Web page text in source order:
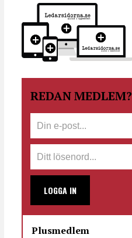
REDAN MEDLEM?
LOGGA IN
Plusmedlem